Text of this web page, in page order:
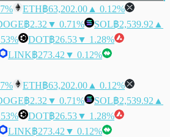
ETH฿63,202.00 ▲ 0.12%
฿2.32 ▼ 0.71% SOL฿2,539.92 ▲
DOT฿26.53▼ 1.28%
LINK฿273.42 ▼ 0.12%
ETH฿63,202.00 ▲ 0.12%
฿2.32 ▼ 0.71% SOL฿2,539.92 ▲
DOT฿26.53▼ 1.28%
LINK฿273.42 ▼ 0.12%